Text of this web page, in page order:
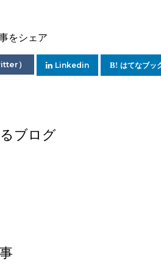
をシェア
） Linkedin はてなブッ
ブログ